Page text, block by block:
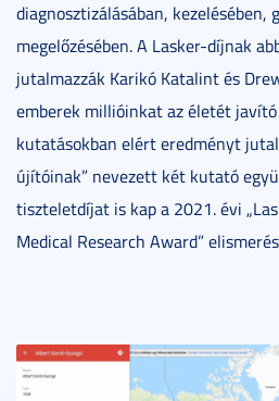
diagnosztizálásában, kezelésében,
megelőzésében. A Lasker-díjnak
jutalmazzák Karikó Katalint és
emberek millióinkat az életét
kutatásokban elért eredményt
újítóinak” nevezett két kutató
tiszteletdíjat is kap a 2021. évi
Medical Research Award”